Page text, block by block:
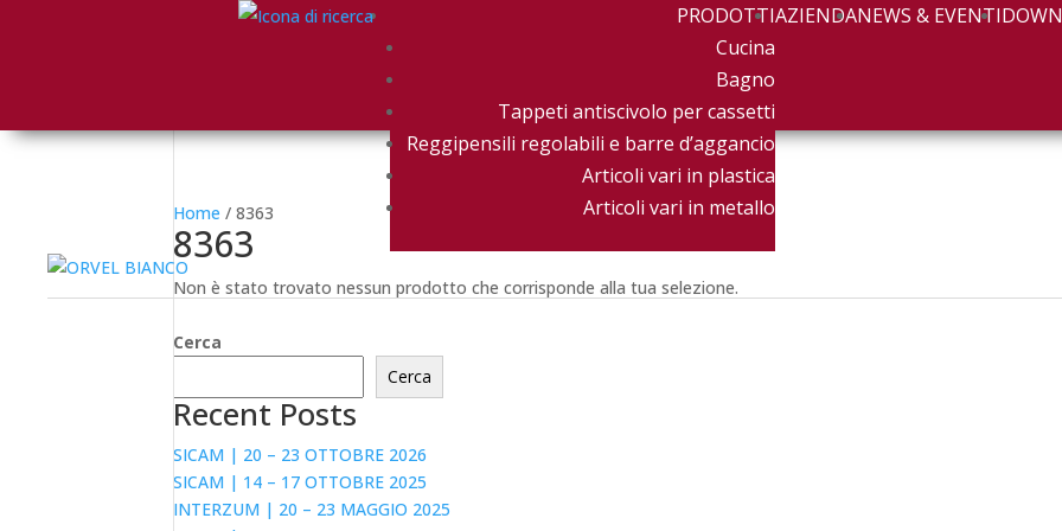
PRODOTTI
Cucina
Bagno
Tappeti antiscivolo per cassetti
Reggipensili regolabili e barre d’aggancio
Articoli vari in plastica
Articoli vari in metallo
AZIENDANEWS & EVENTI
Home / 8363
8363
Non è stato trovato nessun prodotto che corrisponde alla tua selezione.
Cerca
Cerca
Recent Posts
SICAM | 20 – 23 OTTOBRE 2026
SICAM | 14 – 17 OTTOBRE 2025
INTERZUM | 20 – 23 MAGGIO 2025